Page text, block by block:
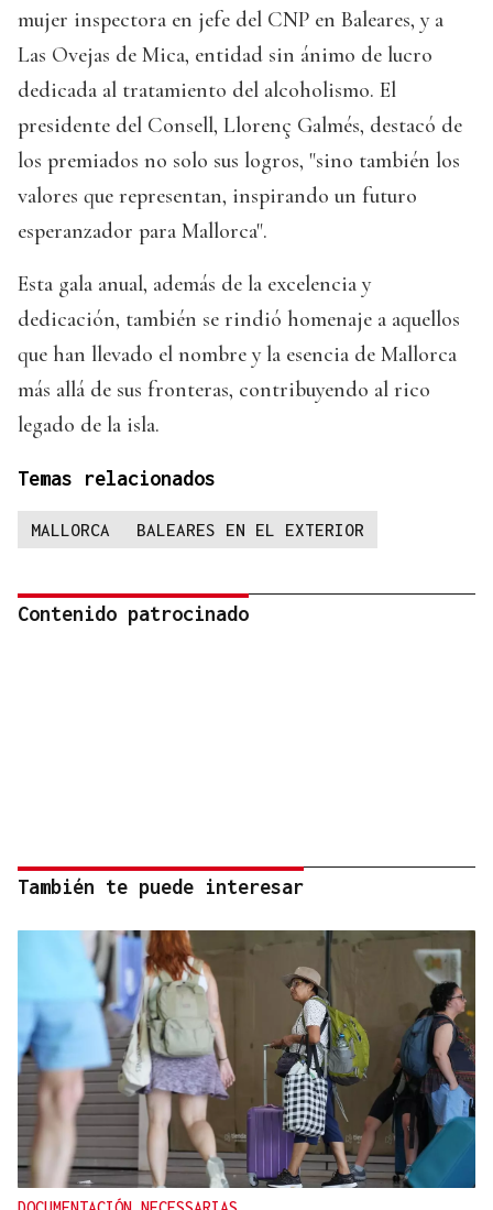
mujer inspectora en jefe del CNP en Baleares, y a
Las Ovejas de Mica, entidad sin ánimo de lucro
dedicada al tratamiento del alcoholismo. El
presidente del Consell, Llorenç Galmés, destacó de
los premiados no solo sus logros, "sino también los
valores que representan, inspirando un futuro
esperanzador para Mallorca".
Esta gala anual, además de la excelencia y
dedicación, también se rindió homenaje a aquellos
que han llevado el nombre y la esencia de Mallorca
más allá de sus fronteras, contribuyendo al rico
legado de la isla.
Temas relacionados
MALLORCA BALEARES EN EL EXTERIOR
Contenido patrocinado
También te puede interesar